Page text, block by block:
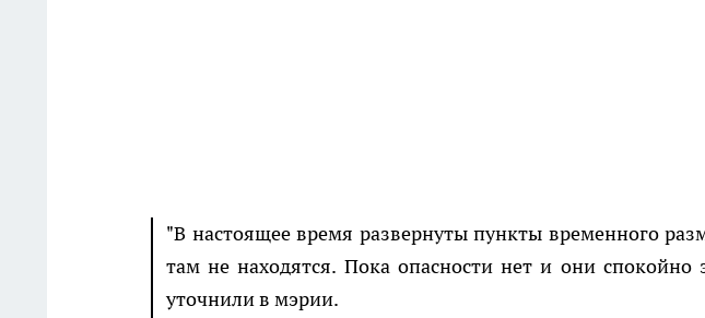
"В настоящее время развернуты пункты временного
там не находятся. Пока опасности нет и они
уточнили в мэрии.